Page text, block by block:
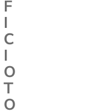
F
I
C
I
O
T
O